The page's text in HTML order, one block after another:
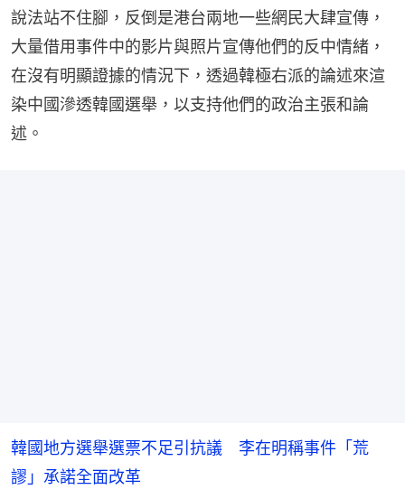
說法站不住腳，反倒是港台兩地一些網民大肆宣傳，
大量借用事件中的影片與照片宣傳他們的反中情緒，
在沒有明顯證據的情況下，透過韓極右派的論述來渲
染中國滲透韓國選舉，以支持他們的政治主張和論
述。
韓國地方選舉選票不足引抗議 李在明稱事件「荒
謬」承諾全面改革